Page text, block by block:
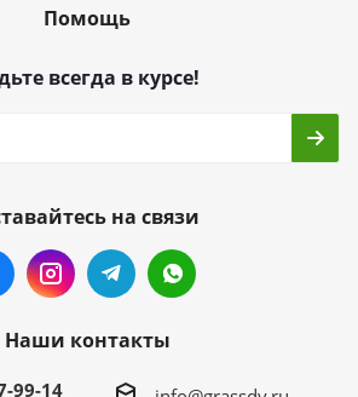
Помощь
всегда в курсе!
на связи
Наши контакты
99-14